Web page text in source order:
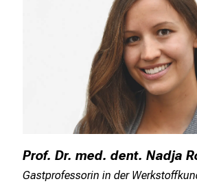
Prof. Dr. med. dent. Nadja
Gastprofessorin in der